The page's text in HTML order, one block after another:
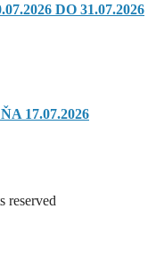
DO 31.07.2026
17.07.2026
reserved​